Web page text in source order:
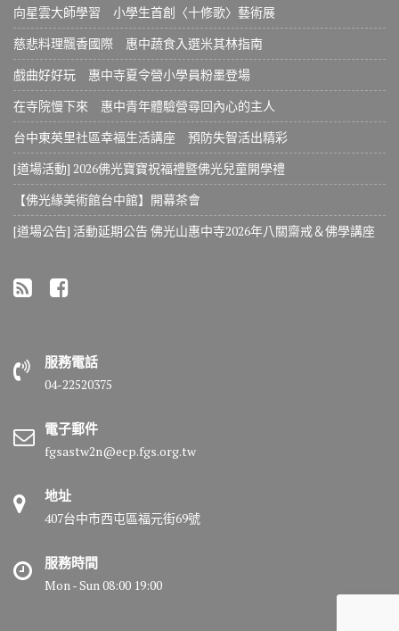
向星雲大師學習 小學生首創〈十修歌〉藝術展
慈悲料理飄香國際 惠中蔬食入選米其林指南
戲曲好好玩 惠中寺夏令營小學員粉墨登場
在寺院慢下來 惠中青年體驗營尋回內心的主人
台中東英里社區幸福生活講座 預防失智活出精彩
[道場活動] 2026佛光寶寶祝福禮暨佛光兒童開學禮
【佛光緣美術館台中館】開幕茶會
[道場公告] 活動延期公告 佛光山惠中寺2026年八關齋戒＆佛學講座
服務電話
04-22520375
電子郵件
fgsastw2n@ecp.fgs.org.tw
地址
407台中市西屯區福元街69號
服務時間
Mon - Sun 08:00 19:00